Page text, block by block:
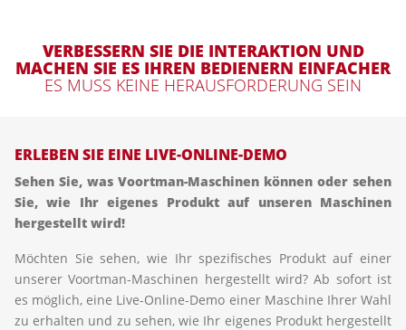
VERBESSERN SIE DIE INTERAKTION UND
MACHEN SIE ES IHREN BEDIENERN EINFACHER
ES MUSS KEINE HERAUSFORDERUNG SEIN
ERLEBEN SIE EINE LIVE-ONLINE-DEMO
Sehen Sie, was Voortman-Maschinen können oder sehen
Sie, wie Ihr eigenes Produkt auf unseren Maschinen
hergestellt wird!
Möchten Sie sehen, wie Ihr spezifisches Produkt auf einer
unserer Voortman-Maschinen hergestellt wird? Ab sofort ist
es möglich, eine Live-Online-Demo einer Maschine Ihrer Wahl
zu erhalten und zu sehen, wie Ihr eigenes Produkt hergestellt